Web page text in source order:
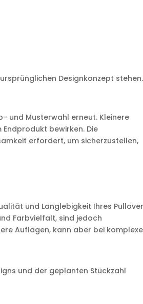
Designkonzept
und Musterwahl erneut. Kleinere
bewirken. Die
erfordert, um sicherzustellen,
und Langlebigkeit Ihres
Farbvielfalt, sind jedoch
Auflagen, kann aber bei
und der geplanten Stückzahl